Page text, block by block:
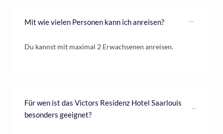
Mit wie vielen Personen kann ich anreisen?
Du kannst mit maximal 2 Erwachsenen anreisen.
Für wen ist das Victors Residenz Hotel Saarlouis
besonders geeignet?